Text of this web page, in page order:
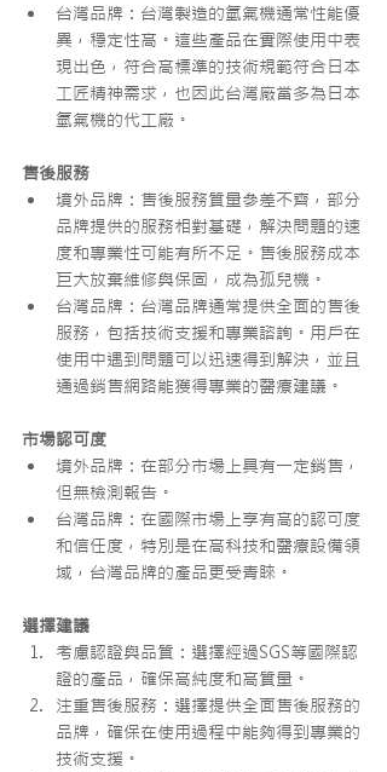
台灣品牌：台灣製造的氫氣機通常性能優
異，穩定性高。這些產品在實際使用中表
現出色，符合高標準的技術規範符合日本
工匠精神需求，也因此台灣廠當多為日本
氫氣機的代工廠。
售後服務
境外品牌：售後服務質量參差不齊，部分
品牌提供的服務相對基礎，解決問題的速
度和專業性可能有所不足。售後服務成本
巨大放棄維修與保固，成為孤兒機。
台灣品牌：台灣品牌通常提供全面的售後
服務，包括技術支援和專業諮詢。用戶在
使用中遇到問題可以迅速得到解決，並且
通過銷售網路能獲得專業的醫療建議。
市場認可度
境外品牌：在部分市場上具有一定銷售，
但無檢測報告。
台灣品牌：在國際市場上享有高的認可度
和信任度，特別是在高科技和醫療設備領
域，台灣品牌的產品更受青睞。
選擇建議
考慮認證與品質：選擇經過SGS等國際認
證的產品，確保高純度和高質量。
注重售後服務：選擇提供全面售後服務的
品牌，確保在使用過程中能夠得到專業的
技術支援。